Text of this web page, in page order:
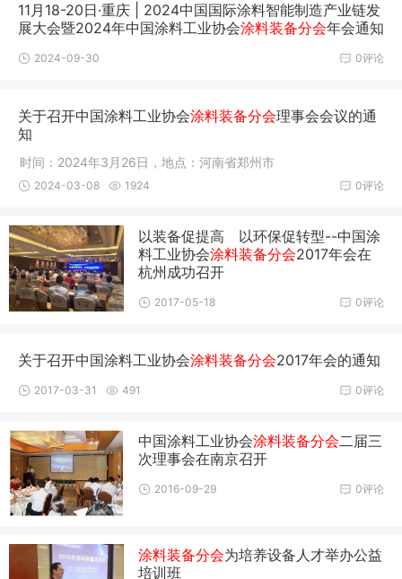
11月18-20日·重庆 | 2024中国国际涂料智能制造产业链发
展大会暨2024年中国涂料工业协会涂料装备分会年会通知
0评论
2024-09-30
关于召开中国涂料工业协会涂料装备分会理事会会议的通
知
时间：2024年3月26日，地点：河南省郑州市
0评论
2024-03-08 1924
以装备促提高 以环保促转型--中国涂
料工业协会涂料装备分会2017年会在
杭州成功召开
0评论
2017-05-18
关于召开中国涂料工业协会涂料装备分会2017年会的通知
0评论
2017-03-31 491
中国涂料工业协会涂料装备分会二届三
次理事会在南京召开
0评论
2016-09-29
涂料装备分会为培养设备人才举办公益
培训班